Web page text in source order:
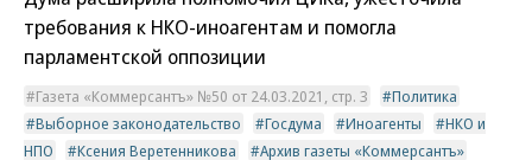
требования к НКО-иноагентам и помогла
парламентской оппозиции
Газета «Коммерсантъ» №50 от 24.03.2021, стр. 3
Политика
Выборное законодательство
Госдума Иноагенты
НКО и
НПО
Ксения Веретенникова Архив газеты «Коммерсантъ»